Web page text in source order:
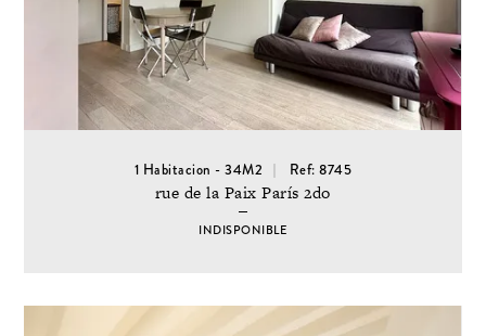
1 Habitacion - 34M2 Ref: 8745
rue de la Paix París 2do
INDISPONIBLE